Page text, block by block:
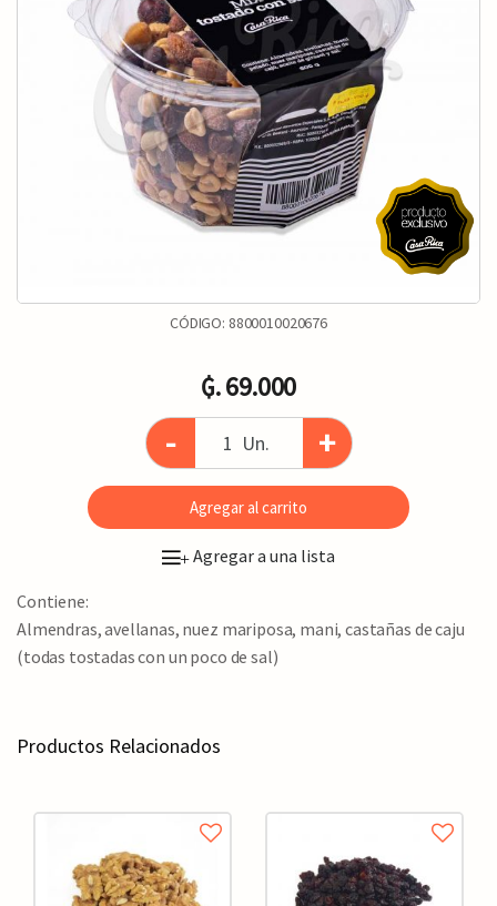
CÓDIGO: 8800010020676
₲. 69.000
- Un. +
Agregar al carrito
+Agregar a una lista
Contiene:
Almendras, avellanas, nuez mariposa, mani, castañas de caju
(todas tostadas con un poco de sal)
Productos Relacionados